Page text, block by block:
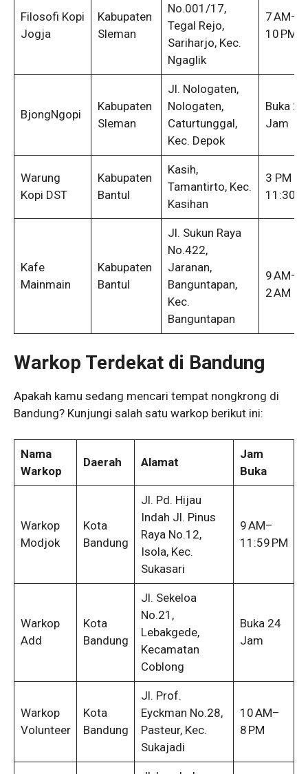
Filosofi Kopi
Jogja
Kabupaten
Sleman
No.001/17,
Tegal Rejo,
Sariharjo, Kec.
Ngaglik
7 AM–
10 PM
BjongNgopi
Kabupaten
Sleman
Jl. Nologaten,
Nologaten,
Caturtunggal,
Kec. Depok
Buka 24
Jam
Warung
Kopi DST
Kabupaten
Bantul
Kasih,
Tamantirto, Kec.
Kasihan
3 PM –
11:30
Kafe
Mainmain
Kabupaten
Bantul
Jl. Sukun Raya
No.422,
Jaranan,
Banguntapan,
Kec.
Banguntapan
9 AM–
2 AM
Warkop Terdekat di Bandung
Apakah kamu sedang mencari tempat nongkrong di
Bandung? Kunjungi salah satu warkop berikut ini:
Nama
Warkop
Daerah Alamat
Jam
Buka
Warkop
Modjok
Kota
Bandung
Jl. Pd. Hijau
Indah Jl. Pinus
Raya No.12,
Isola, Kec.
Sukasari
9 AM–
11:59 PM
Warkop
Add
Kota
Bandung
Jl. Sekeloa
No.21,
Lebakgede,
Kecamatan
Coblong
Buka 24
Jam
Warkop
Volunteer
Kota
Bandung
Jl. Prof.
Eyckman No.28,
Pasteur, Kec.
Sukajadi
10 AM–
8 PM